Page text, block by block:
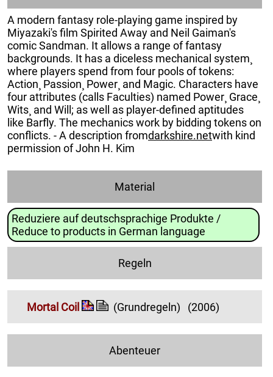
A modern fantasy role-playing game inspired by
Miyazaki's film Spirited Away and Neil Gaiman's
comic Sandman. It allows a range of fantasy
backgrounds. It has a diceless mechanical system¸
where players spend from four pools of tokens:
Action¸ Passion¸ Power¸ and Magic. Characters have
four attributes (calls Faculties) named Power¸ Grace¸
Wits¸ and Will; as well as player-defined aptitudes
like Barfly. The mechanics work by bidding tokens on
conflicts. - A description fromdarkshire.netwith kind
permission of John H. Kim
Material
Reduziere auf deutschsprachige Produkte /
Reduce to products in German language
Regeln
Mortal Coil (Grundregeln) (2006)
Abenteuer